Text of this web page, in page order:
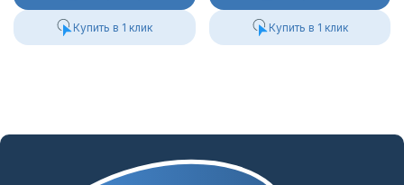
Купить в 1 клик Купить в 1 клик